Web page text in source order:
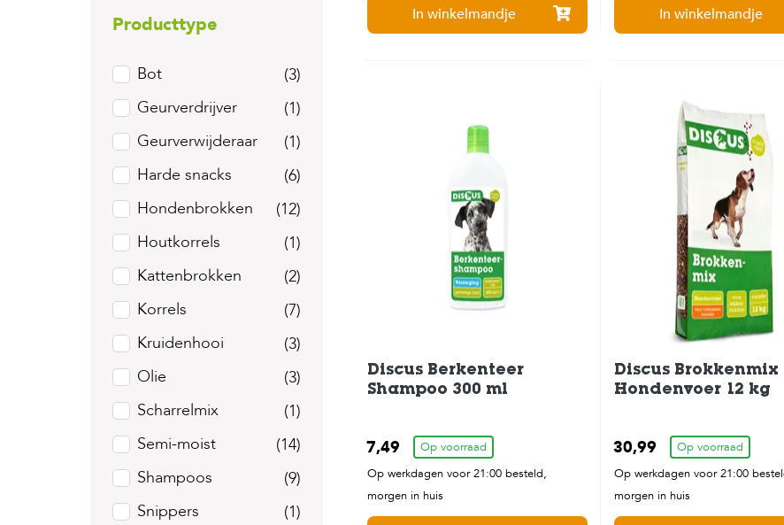
Producttype
Bot
(3)
Geurverdrijver
(1)
Geurverwijderaar
(1)
Harde snacks
(6)
Hondenbrokken
(12)
Houtkorrels
(1)
Kattenbrokken
(2)
Korrels
(7)
Kruidenhooi
(3)
Olie
(3)
Scharrelmix
(1)
Semi-moist
(14)
Shampoos
(9)
Snippers
(1)
In winkelmandje In winkelmandje
Discus Berkenteer
Shampoo 300 ml
7,49
Op voorraad
Op werkdagen voor 21:00 besteld,
morgen in huis
Discus Brokkenmix
Hondenvoer 12 kg
30,99
Op voorraad
Op werkdagen voor 21:00
morgen in huis